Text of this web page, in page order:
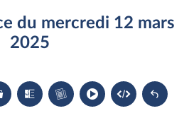
du mercredi 12 mars
2025
Les
textes
examinés
Accéder
au
cahier